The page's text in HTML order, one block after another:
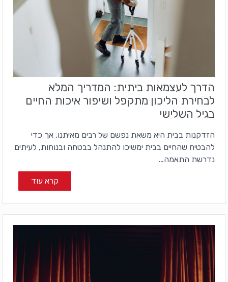
הדרך לעצמאות ביתית: המדריך המלא
לבחירת הליכון מתקפל ושיפור איכות החיים
בגיל השלישי
הזדקנות בבית היא משאת נפשם של רבים מאיתנו, אך כדי
להבטיח שהחיים בבית ימשיכו להתנהל בבטחה ובנוחות, לעיתים
נדרשת התאמה…
קרא עוד